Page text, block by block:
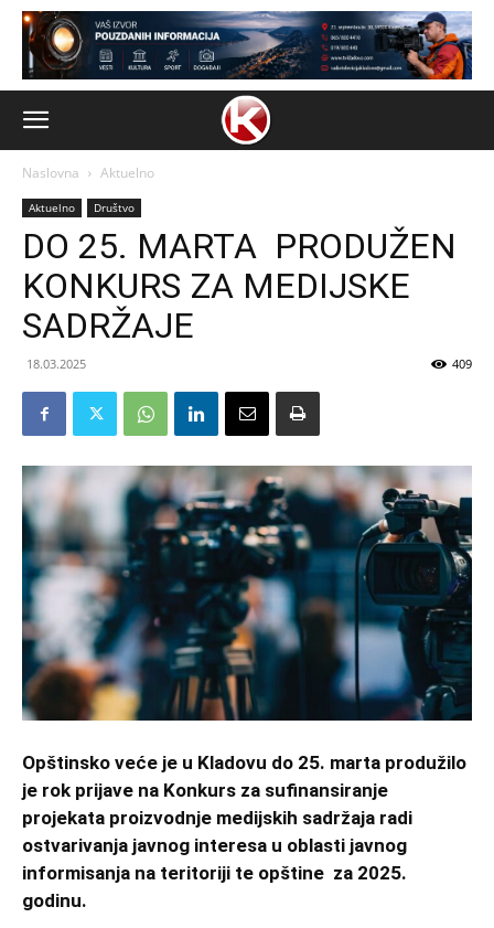
Naslovna Aktuelno
Aktuelno Društvo
DO 25. MARTA PRODUŽEN
KONKURS ZA MEDIJSKE
SADRŽAJE
18.03.2025 409
Opštinsko veće je u Kladovu do 25. marta produžilo
je rok prijave na Konkurs za sufinansiranje
projekata proizvodnje medijskih sadržaja radi
ostvarivanja javnog interesa u oblasti javnog
informisanja na teritoriji te opštine za 2025.
godinu.